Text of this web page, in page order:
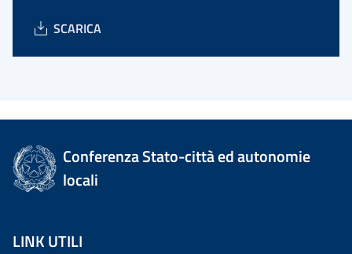
SCARICA
Conferenza Stato-città ed autonomie
locali
LINK UTILI